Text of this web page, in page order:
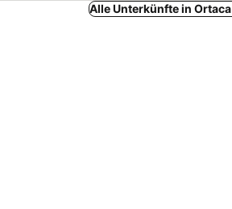
Alle Unterkünfte in